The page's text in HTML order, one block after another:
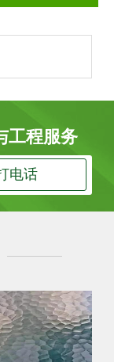
工程服务
电话